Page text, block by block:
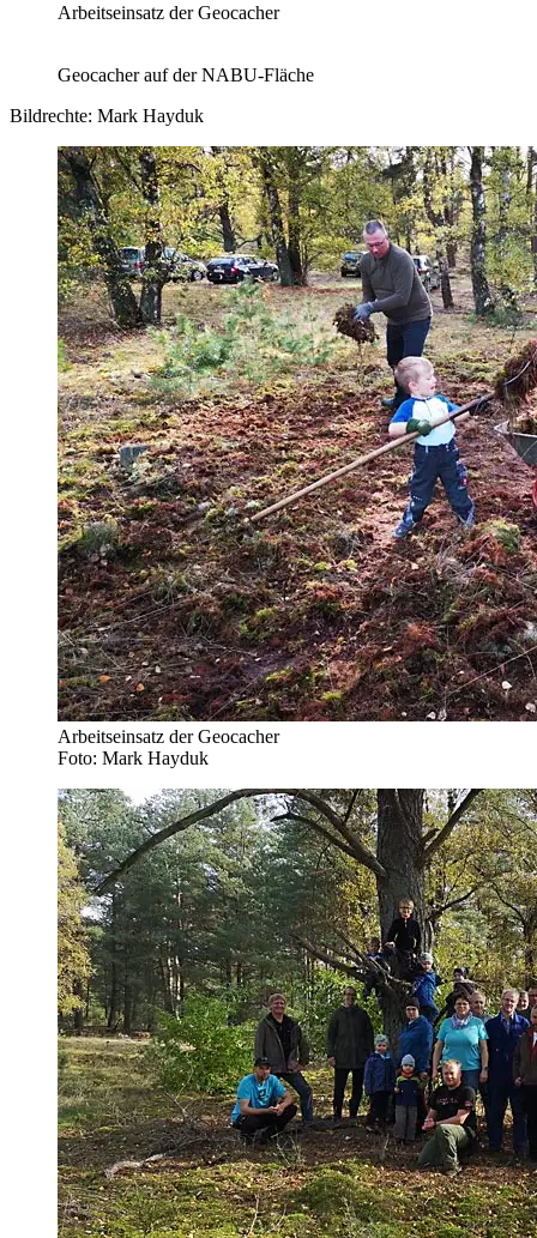
Arbeitseinsatz der Geocacher
Geocacher auf der NABU-Fläche
Bildrechte: Mark Hayduk
Arbeitseinsatz der Geocacher
Foto: Mark Hayduk